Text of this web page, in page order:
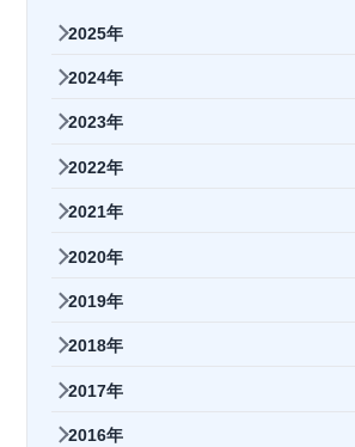
2025年
2024年
2023年
2022年
2021年
2020年
2019年
2018年
2017年
2016年